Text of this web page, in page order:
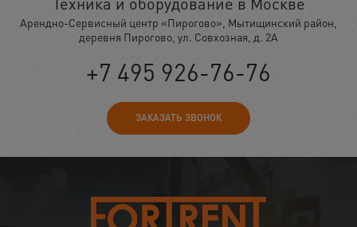
Арендно-Сервисный центр «Пирогово», Мытищинский район,
деревня Пирогово, ул. Совхозная, д. 2А
+7 495 926-76-76
ЗАКАЗАТЬ ЗВОНОК